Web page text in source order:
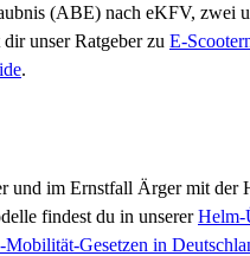
(ABE) nach eKFV, zwei
unser Ratgeber zu E-
.
und im Ernstfall Ärger mit der
findest du in unsererHelm-
Mobilität-Gesetzen in